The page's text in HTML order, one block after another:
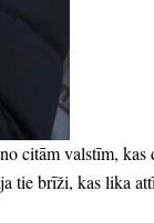
citām valstīm, kas
tie brīži, kas lika